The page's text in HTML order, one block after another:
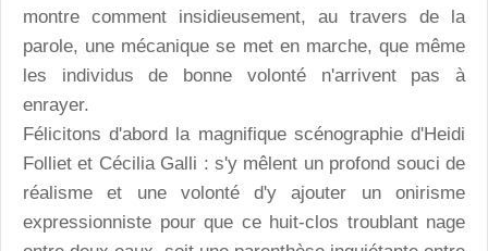
montre comment insidieusement, au travers de la
parole, une mécanique se met en marche, que même
les individus de bonne volonté n'arrivent pas à
enrayer.
Félicitons d'abord la magnifique scénographie d'Heidi
Folliet et Cécilia Galli : s'y mêlent un profond souci de
réalisme et une volonté d'y ajouter un onirisme
expressionniste pour que ce huit-clos troublant nage